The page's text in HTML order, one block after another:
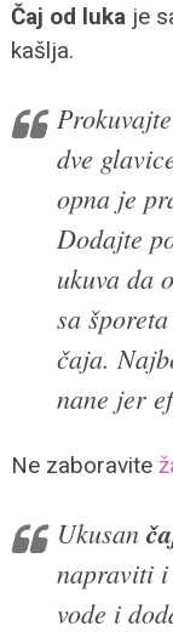
Čaj od lukaje
kašlja.
dve
opna je
Dodajte
ukuva da
sa
čaja.
nane jer
Ne zaboravite
Ukusan
napraviti i
vode i